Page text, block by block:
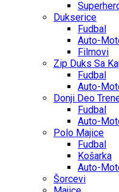
Dukserice
Fudbal
Auto-
Filmovi
Zip Duks Sa
Fudbal
Auto-
Donji Deo
Fudbal
Auto-
Polo Majice
Fudbal
Košarka
Auto-
Šorcevi